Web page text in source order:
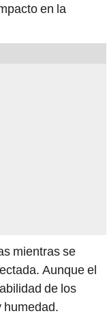
en la
mientras se
Aunque el
de los
humedad.